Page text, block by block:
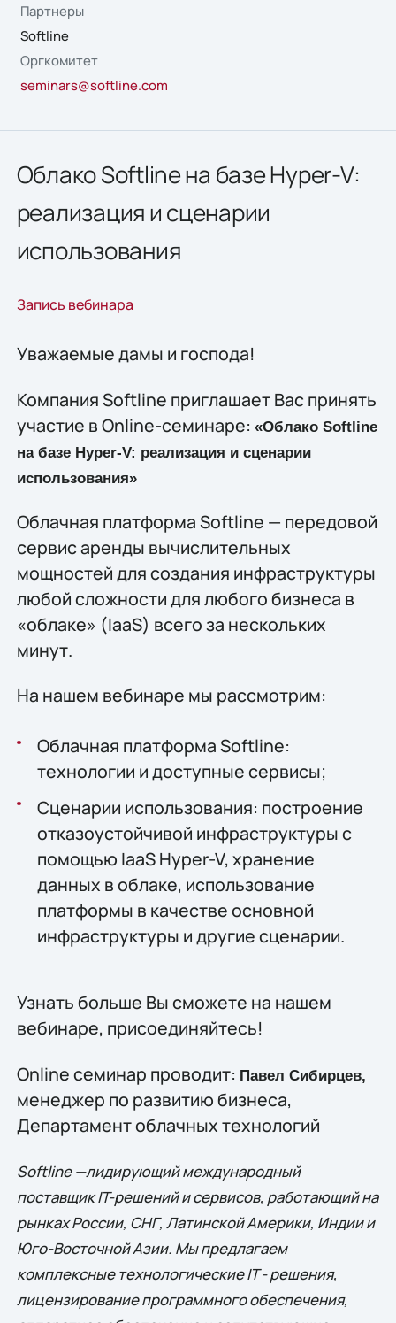
Партнеры
Softline
Оргкомитет
seminars@softline.com
Облако Softline на базе Hyper-V:
реализация и сценарии
использования
Запись вебинара
Уважаемые дамы и господа!
Компания Softline приглашает Вас принять
участие в Online-семинаре: «Облако Softline
на базе Hyper-V: реализация и сценарии
использования»
Облачная платформа Softline — передовой
сервис аренды вычислительных
мощностей для создания инфраструктуры
любой сложности для любого бизнеса в
«облаке» (IaaS) всего за нескольких
минут.
На нашем вебинаре мы рассмотрим:
Облачная платформа Softline:
технологии и доступные сервисы;
Сценарии использования: построение
отказоустойчивой инфраструктуры с
помощью IaaS Hyper-V, хранение
данных в облаке, использование
платформы в качестве основной
инфраструктуры и другие сценарии.
Узнать больше Вы сможете на нашем
вебинаре, присоединяйтесь!
Online семинар проводит: Павел Сибирцев,
менеджер по развитию бизнеса,
Департамент облачных технологий
Softline —лидирующий международный
поставщик IT-решений и сервисов, работающий на
рынках России, СНГ, Латинской Америки, Индии и
Юго-Восточной Азии. Мы предлагаем
комплексные технологические IT - решения,
лицензирование программного обеспечения,